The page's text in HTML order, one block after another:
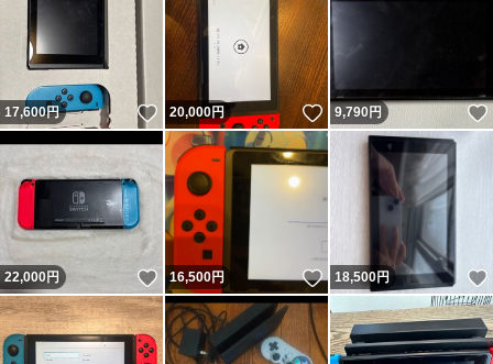
17,600円 いいね！
20,000円 いいね！
9,790 円
22,000円 いいね！
16,500円 いいね！
18,500円